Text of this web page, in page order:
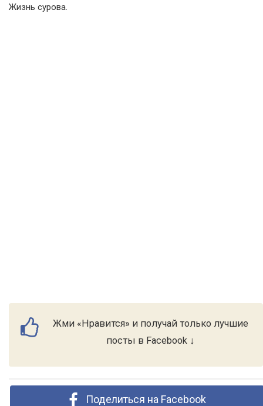
Жизнь сурова.
Жми «Нравится» и получай только лучшие
посты в Facebook ↓
Поделиться на Facebook